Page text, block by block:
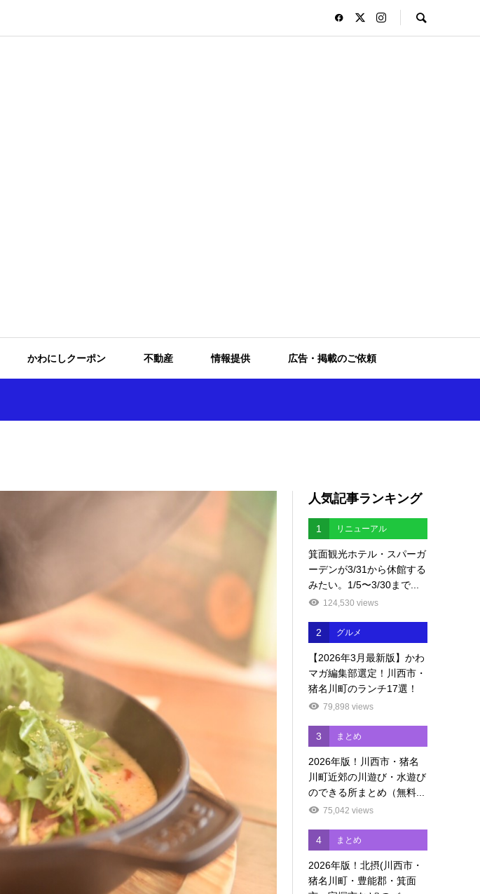
かわにしクーポン 不動産 情報提供 広告・掲載のご依頼
人気記事ランキング
1 リニューアル
箕面観光ホテル・スパーガ
ーデンが3/31から休館する
みたい。1/5〜3/30まで...
124,530 views
2 グルメ
【2026年3月最新版】かわ
マガ編集部選定！川西市・
猪名川町のランチ17選！
79,898 views
3 まとめ
2026年版！川西市・猪名
川町近郊の川遊び・水遊び
のできる所まとめ（無料...
75,042 views
4 まとめ
2026年版！北摂(川西市・
猪名川町・豊能郡・箕面